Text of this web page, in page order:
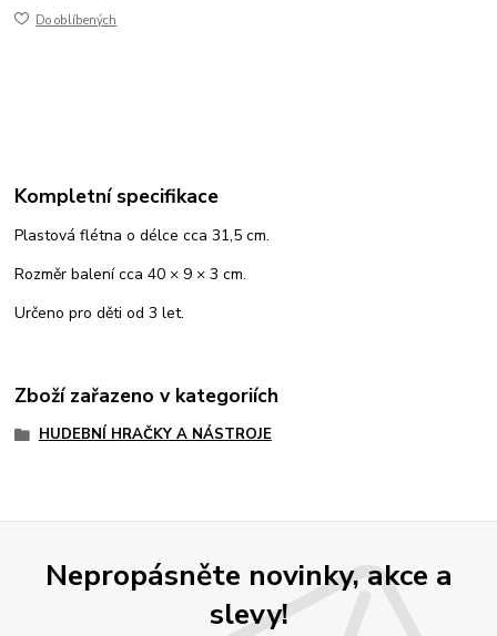
Do oblíbených
Kompletní specifikace
Plastová flétna o délce cca 31,5 cm.
Rozměr balení cca 40 × 9 × 3 cm.
Určeno pro děti od 3 let.
Zboží zařazeno v kategoriích
HUDEBNÍ HRAČKY A NÁSTROJE
Nepropásněte novinky, akce a
slevy!